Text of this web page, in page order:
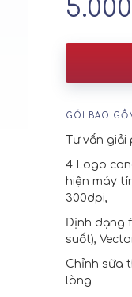
GÓI BAO
Tư vấn
4 Logo
hiện máy
300dpi,
Định dạng
suốt),
Chỉnh sữa
lòng